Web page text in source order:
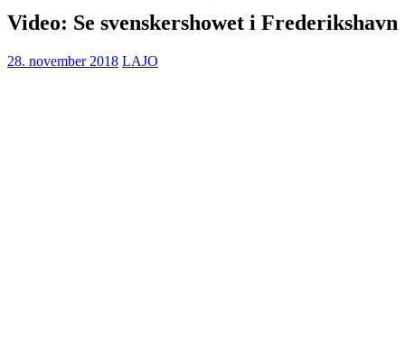
Video: Se svenskershowet i Frederikshavn
28. november 2018 LAJO